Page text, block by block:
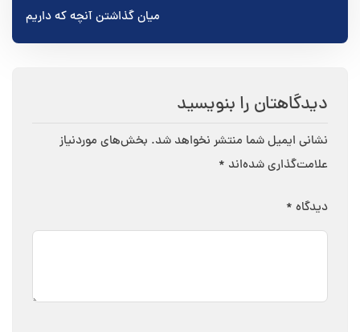
میان گذاشتن آنچه که داریم
دیدگاهتان را بنویسید
نشانی ایمیل شما منتشر نخواهد شد. بخش‌های موردنیاز
علامت‌گذاری شده‌اند *
دیدگاه *